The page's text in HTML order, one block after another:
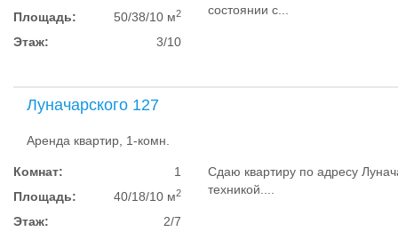
Площадь:
50/38/10 м2
Этаж: 3/10
состоянии с...
Луначарского 127
Аренда квартир, 1-комн.
Комнат:
1
Площадь:
40/18/10 м2
Этаж: 2/7
Сдаю квартиру по адресу
техникой....